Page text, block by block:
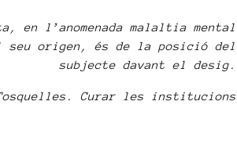
en l’anomenada malaltia mental
origen, és de la posició del
subjecte davant el desig.
Curar les institucions